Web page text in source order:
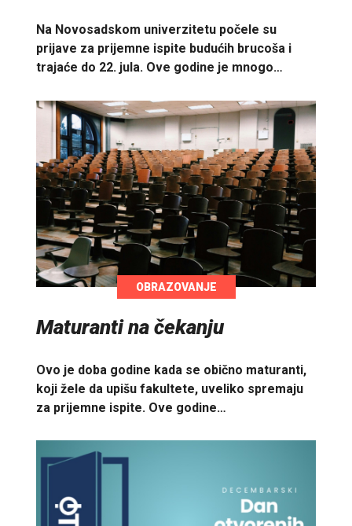
Na Novosadskom univerzitetu počele su
prijave za prijemne ispite budućih brucoša i
trajaće do 22. jula. Ove godine je mnogo…
OBRAZOVANJE
Maturanti na čekanju
Ovo je doba godine kada se obično maturanti,
koji žele da upišu fakultete, uveliko spremaju
za prijemne ispite. Ove godine…